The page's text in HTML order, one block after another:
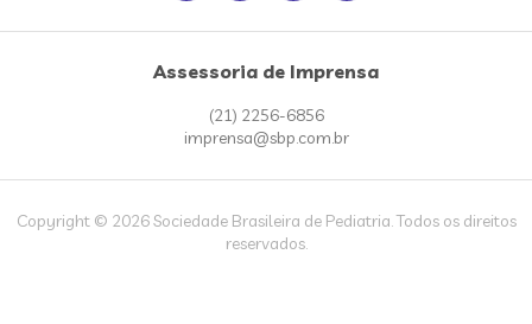
Assessoria de Imprensa
(21) 2256-6856
imprensa@sbp.com.br
Copyright © 2026 Sociedade Brasileira de Pediatria. Todos os direitos
reservados.